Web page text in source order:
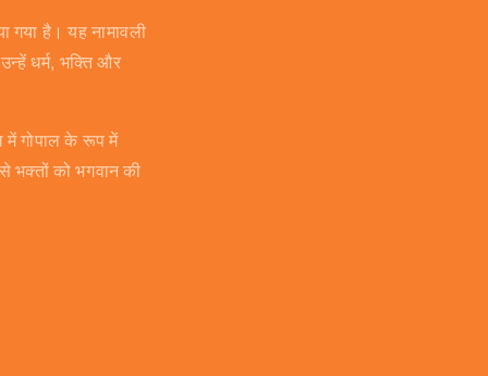
गया है। यह नामावली
धर्म, भक्ति और
में गोपाल के रूप में
भक्तों को भगवान की